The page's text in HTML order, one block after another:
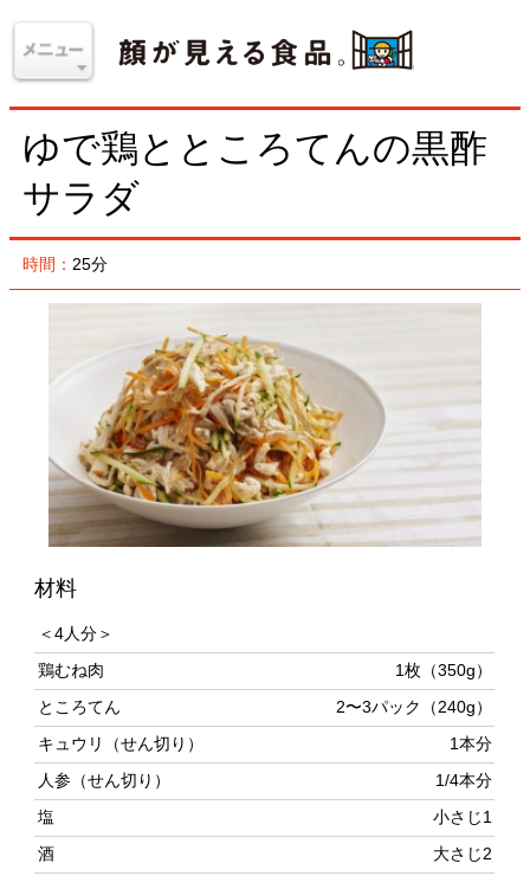
ゆで鶏とところてんの黒酢
サラダ
時間：25分
材料
鶏むね肉
ところてん
キュウリ（せん切り） 1本分
人参（せん切り） 1/4本分
塩 小さじ1
白こしょう 少々
しょうゆ 小さじ1
A